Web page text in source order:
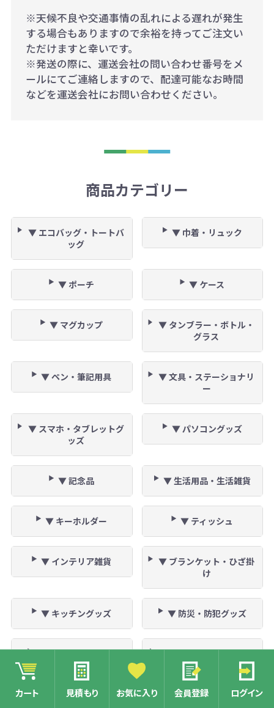
カート 見積もり お気に入り 会員登録 ログイン
※天候不良や交通事情の乱れによる遅れが発生
する場合もありますので余裕を持ってご注文い
ただけますと幸いです。
※発送の際に、運送会社の問い合わせ番号をメ
ールにてご連絡しますので、配達可能なお時間
などを運送会社にお問い合わせください。
商品カテゴリー
▼ エコバッグ・トートバ
ッグ
▼ 巾着・リュック
▼ ポーチ ▼ ケース
▼ マグカップ
▼ タンブラー・ボトル・
グラス
▼ ペン・筆記用具
▼ 文具・ステーショナリ
ー
▼ スマホ・タブレットグ
ッズ
▼ パソコングッズ
▼ 記念品 ▼ 生活用品・生活雑貨
▼ キーホルダー ▼ ティッシュ
▼ インテリア雑貨
▼ ブランケット・ひざ掛
け
▼ キッチングッズ ▼ 防災・防犯グッズ
▼ 美容・健康グッズ ▼ 除菌・感染対策グッズ
▼ タオル・ハンカチ ▼ うちわ・扇子